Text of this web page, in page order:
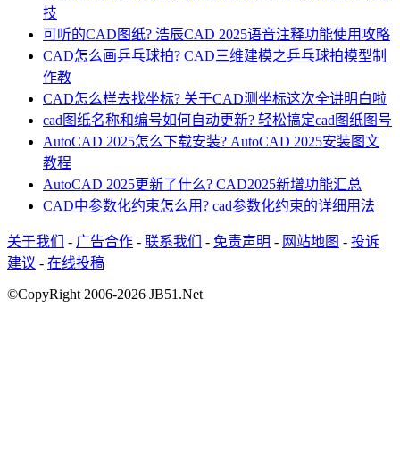
技
可听的CAD图纸? 浩辰CAD 2025语音注释功能使用攻略
CAD怎么画乒乓球拍? CAD三维建模之乒乓球拍模型制
作教
CAD怎么样去找坐标? 关于CAD测坐标这次全讲明白啦
cad图纸名称和编号如何自动更新? 轻松搞定cad图纸图号
AutoCAD 2025怎么下载安装? AutoCAD 2025安装图文
教程
AutoCAD 2025更新了什么? CAD2025新增功能汇总
CAD中参数化约束怎么用? cad参数化约束的详细用法
关于我们 - 广告合作 - 联系我们 - 免责声明 - 网站地图 - 投诉
建议 - 在线投稿
©CopyRight 2006-2026 JB51.Net